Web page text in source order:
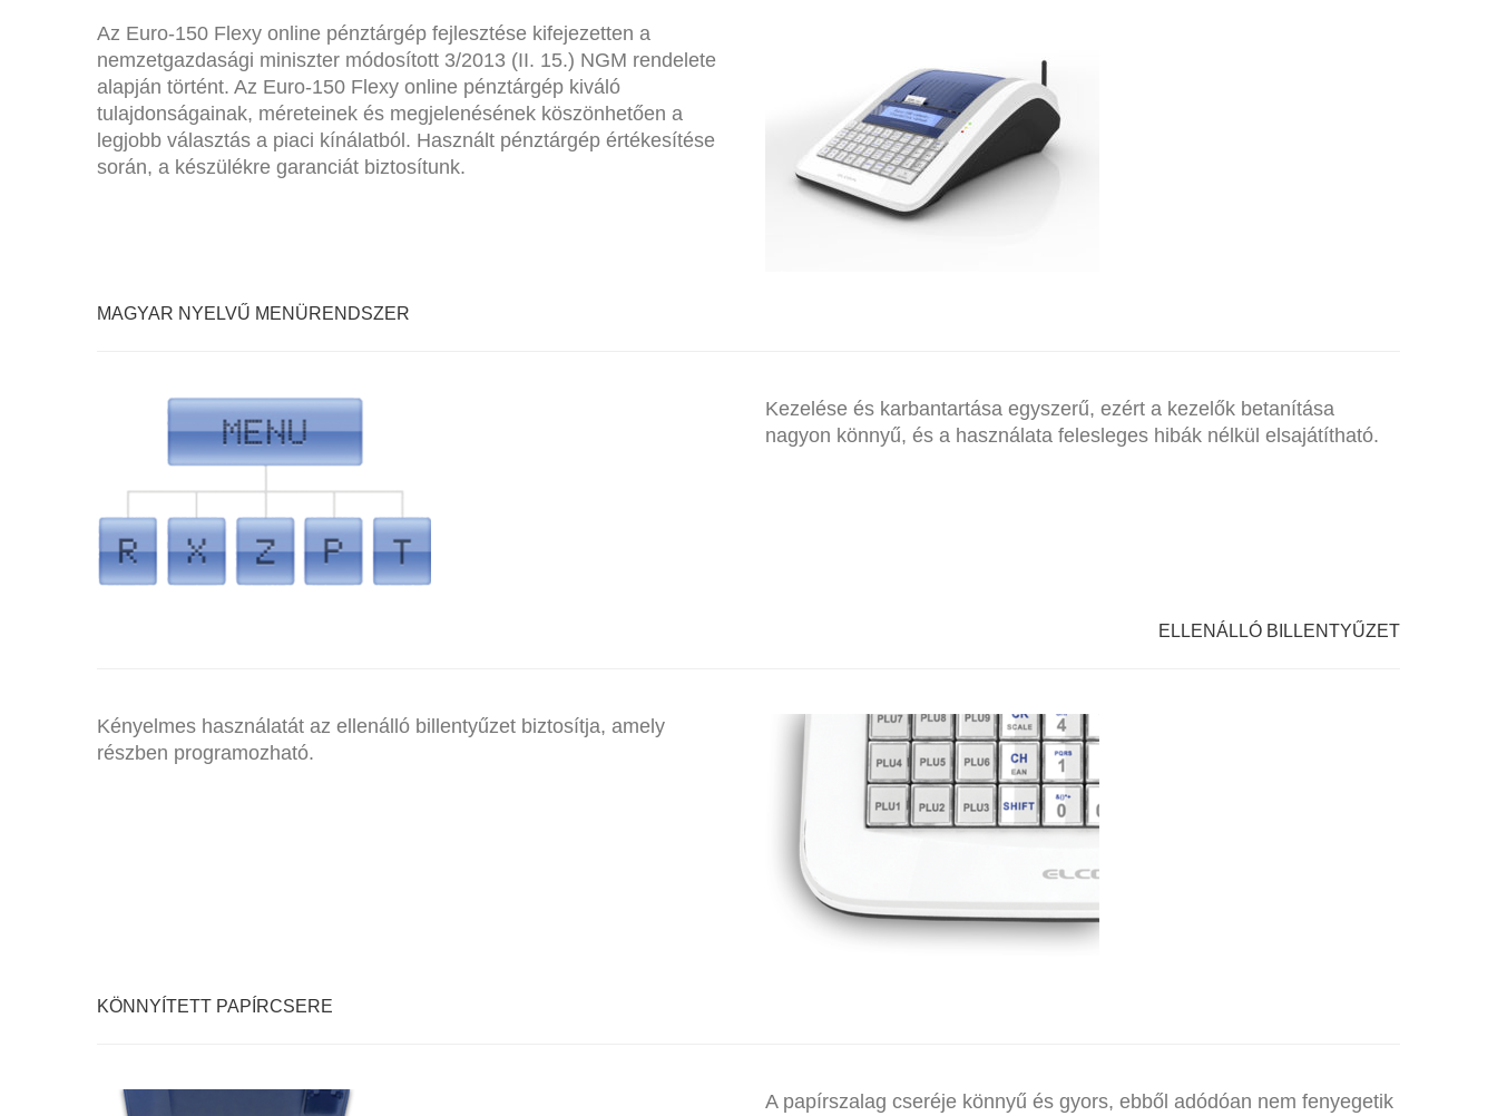
Az Euro-150 Flexy online pénztárgép fejlesztése kifejezetten a
nemzetgazdasági miniszter módosított 3/2013 (II. 15.) NGM rendelete
alapján történt. Az Euro-150 Flexy online pénztárgép kiváló
tulajdonságainak, méreteinek és megjelenésének köszönhetően a
legjobb választás a piaci kínálatból. Használt pénztárgép értékesítése
során, a készülékre garanciát biztosítunk.
MAGYAR NYELVŰ MENÜRENDSZER
Kezelése és karbantartása egyszerű, ezért a kezelők betanítása
nagyon könnyű, és a használata felesleges hibák nélkül elsajátítható.
ELLENÁLLÓ BILLENTYŰZET
Kényelmes használatát az ellenálló billentyűzet biztosítja, amely
részben programozható.
KÖNNYÍTETT PAPÍRCSERE
A papírszalag cseréje könnyű és gyors, ebből adódóan nem fenyegetik